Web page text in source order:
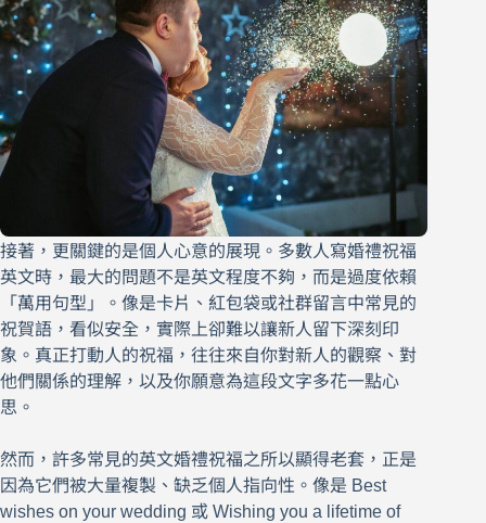
接著，更關鍵的是個人心意的展現。多數人寫婚禮祝福
英文時，最大的問題不是英文程度不夠，而是過度依賴
「萬用句型」。像是卡片、紅包袋或社群留言中常見的
祝賀語，看似安全，實際上卻難以讓新人留下深刻印
象。真正打動人的祝福，往往來自你對新人的觀察、對
他們關係的理解，以及你願意為這段文字多花一點心
思。
然而，許多常見的英文婚禮祝福之所以顯得老套，正是
因為它們被大量複製、缺乏個人指向性。像是 Best
wishes on your wedding 或 Wishing you a lifetime of